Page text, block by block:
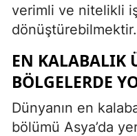
verimli ve nitelikli
dönüştürebilmektir.
EN KALABALIK
BÖLGELERDE
Dünyanın en
bölümü Asya’da